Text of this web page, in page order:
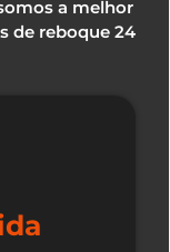
a melhor
de reboque 24